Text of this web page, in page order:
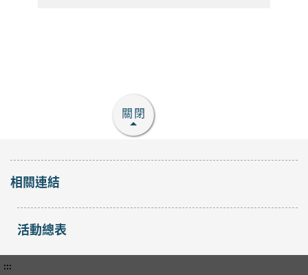
子共創專屬「生態走讀
地圖」 ?
2026年08月16日
淡水區
溫暖冒險--科學實驗室
關閉
相關連結
活動總表
:::